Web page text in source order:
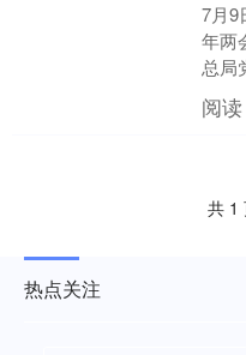
7月9
年两
总局
会议
和专
阅读
共 1
热点关注